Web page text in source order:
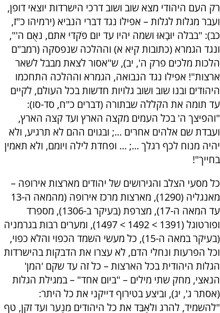
רק העם היהודי מצא שוב ושוב דרכי הישרדות יוצאי דופן,
ועבר מגלות לגלות – אפילו נגד דברי הנביא (ירמיהו כ"ז,
כב): "בבלה יוּבָאוּ ושמה יהיו עד יום פֹּקדי אֹתם, נאֻם ה'",
ונגד הגמרא (כתובות קיא א) וההלכה שנפסקה (רמב"ם
הלכות מלכים פרק ה', יב), ש"אסור לצאת מבבל לשאר
ארצות"! אפילו נגד הנבואה, הגמרא וההלכה התחכמו
היהודים ובנו שוב ושוב גלויות חדשות בכל העולם, לקיים
עד תומה את הקללה שבתורה (דברים כ"ח, סד-סו):
"והפיצך ה' בכל העמים מקצה הארץ ועד קצה הארץ,
ועבדת שם אלהים אחרים ...; ובגוים ההם לא תרגיע, ולא
יהיה מנוח לכף רגלך ...; ... ופחדת לילה ויומם, ולא תאמין
בחייך"!
כל מסעי הצלב והגירושים של יהודים מארצות אירופה –
מאנגליה (1290), מארצות מרכז אירופה (מהמאה ה-13
עד המאה ה-17), מצרפת (בעיקר ב-1306), מספרד
ופורטוגל (1391 > 1492 > 1497), ומערים רבות בגרמניה
(בעיקר במאה ה-15), כל מעשי השמד הכפוי והלא כפוי,
וכל הפרעות ונחלי הדם, לא עצרו את הדבקות בהישרדות
הגלות היהודית בכל הארצות – כל זה עד שקם 'המן'
הנאצי, מחק שתי מילים – "ביום אחד" – במגילת הגלות
(אסתר ג', יג), וביצע בטירוף דייקני את כל היתר:
"להשמיד, להרֹג ולאַבֵּד את כל היהודים מִנַער ועד זקן, טף